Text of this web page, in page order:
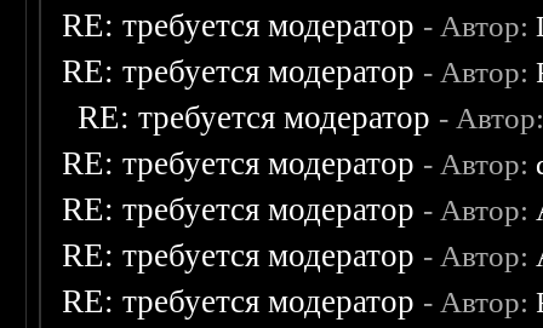
RE: требуется модератор - Автор:
RE: требуется модератор - Автор:
RE: требуется модератор -
RE: требуется модератор - Автор:
RE: требуется модератор - Автор:
RE: требуется модератор - Автор:
RE: требуется модератор - Автор: